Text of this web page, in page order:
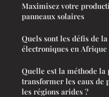
Maximisez votre
panneaux solaires
Quels sont les défis de
électroniques en Afrique
Quelle est la méthode la
transformer les eaux de
les régions arides ?